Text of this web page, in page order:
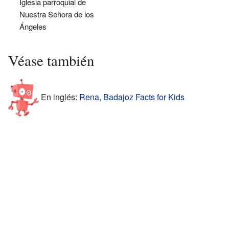
Nuestra Señora de los
Ángeles
Véase también
En inglés: Rena, Badajoz Facts for Kids